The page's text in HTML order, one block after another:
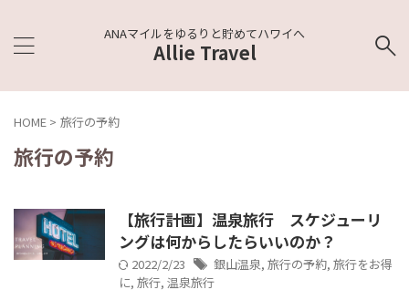
ANAマイルをゆるりと貯めてハワイへ
Allie Travel
HOME > 旅行の予約
旅行の予約
【旅行計画】温泉旅行 スケジューリ
ングは何からしたらいいのか？
2022/2/23 銀山温泉, 旅行の予約, 旅行をお得
に, 旅行, 温泉旅行